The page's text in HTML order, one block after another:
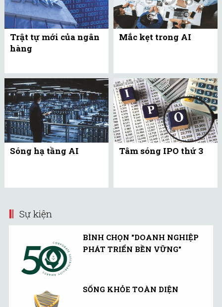
Trật tự mới của ngân
hàng
Mắc kẹt trong AI
Sóng hạ tầng AI Tâm sóng IPO thứ 3
Sự kiện
BÌNH CHỌN "DOANH NGHIỆP
PHÁT TRIỂN BỀN VỮNG"
SỐNG KHỎE TOÀN DIỆN